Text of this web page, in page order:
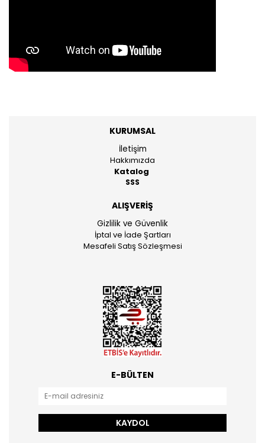
KURUMSAL
İletişim
Hakkımızda
Katalog
SSS
ALIŞVERİŞ
Gizlilik ve Güvenlik
İptal ve İade Şartları
Mesafeli Satış Sözleşmesi
E-BÜLTEN
KAYDOL